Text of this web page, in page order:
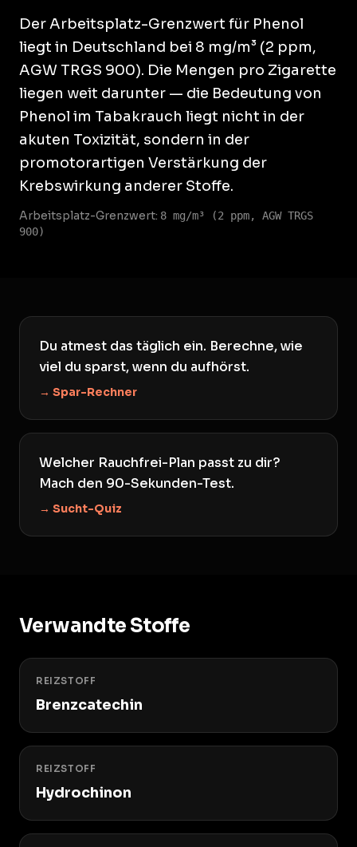
Der Arbeitsplatz-Grenzwert für Phenol
liegt in Deutschland bei 8 mg/m³ (2 ppm,
AGW TRGS 900). Die Mengen pro Zigarette
liegen weit darunter — die Bedeutung von
Phenol im Tabakrauch liegt nicht in der
akuten Toxizität, sondern in der
promotorartigen Verstärkung der
Krebswirkung anderer Stoffe.
Arbeitsplatz-Grenzwert: 8 mg/m³ (2 ppm, AGW TRGS
900)
Du atmest das täglich ein. Berechne, wie
viel du sparst, wenn du aufhörst.
→ Spar-Rechner
Welcher Rauchfrei-Plan passt zu dir?
Mach den 90-Sekunden-Test.
→ Sucht-Quiz
Verwandte Stoffe
REIZSTOFF
Brenzcatechin
REIZSTOFF
Hydrochinon